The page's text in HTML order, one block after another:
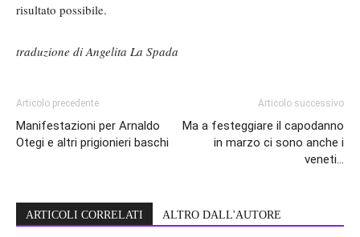
risultato possibile.
traduzione di Angelita La Spada
Articolo precedente
Manifestazioni per Arnaldo
Otegi e altri prigionieri baschi
Articolo successivo
Ma a festeggiare il capodanno
in marzo ci sono anche i
veneti…
ARTICOLI CORRELATI ALTRO DALL'AUTORE